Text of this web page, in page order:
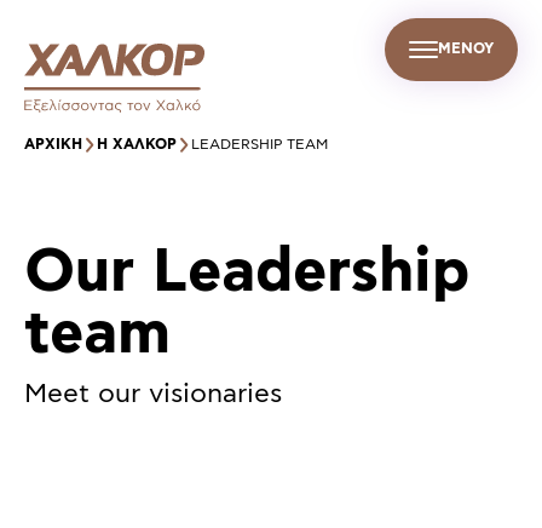
ΜΕΝΟΥ
GR
ΒΙΩΣΙΜΗ ΑΝΑΠΤΥΞΗ
ΑΡΧΙΚΉ Η ΧΑΛΚΟΡ LEADERSHIP TEAM
Our Leadership
team
Meet our visionaries